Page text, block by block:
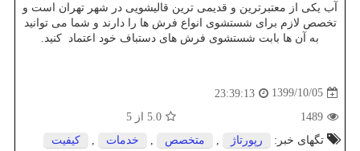
آب یکی از معتبرترین و قدیمی ترین قالیشویی در شهر تهران است و
تخصص لازم برای شستشوی انواع فرش ها را دارند و شما می توانید
به آن ها بابت شستشوی فرش های دستباف خود اعتماد کنید.
1399/10/05
23:39:13
1489
5.0 از 5
تگهای خبر:
رپورتاژ متخصص خدمات كیفیت